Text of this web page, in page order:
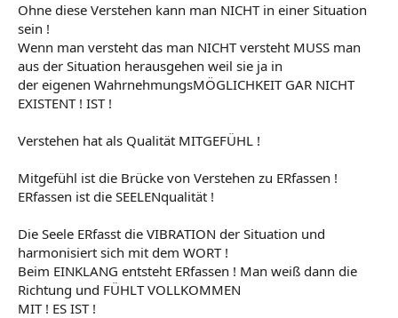
Ohne diese Verstehen kann man NICHT in einer Situation
sein !
Wenn man versteht das man NICHT versteht MUSS man
aus der Situation herausgehen weil sie ja in
der eigenen WahrnehmungsMÖGLICHKEIT GAR NICHT
EXISTENT ! IST !
Verstehen hat als Qualität MITGEFÜHL !
Mitgefühl ist die Brücke von Verstehen zu ERfassen !
ERfassen ist die SEELENqualität !
Die Seele ERfasst die VIBRATION der Situation und
harmonisiert sich mit dem WORT !
Beim EINKLANG entsteht ERfassen ! Man weiß dann die
Richtung und FÜHLT VOLLKOMMEN
MIT ! ES IST !